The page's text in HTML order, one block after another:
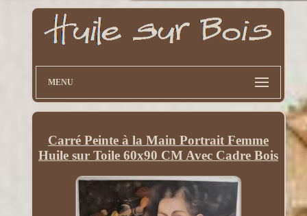
MENU
Carré Peinte à la Main Portrait Femme
Huile sur Toile 60x90 CM Avec Cadre Bois